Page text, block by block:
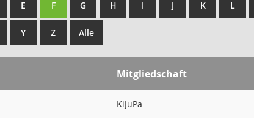
E F G H I J K L
Y Z Alle
Mitgliedschaft
KiJuPa